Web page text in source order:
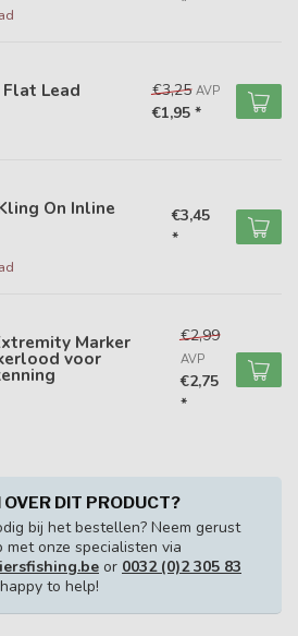
Flat Lead €3,25 AVP
€1,95 *
On Inline
€3,45
*
Marker
voor
€2,99
AVP
€2,75
*
DIT PRODUCT?
bij het bestellen? Neem gerust
met onze specialisten via
or 0032 (0)2 305 83
to help!